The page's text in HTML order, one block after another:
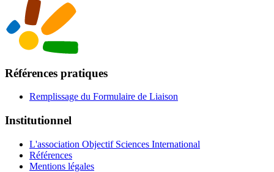
Références pratiques
Remplissage du Formulaire de Liaison
Institutionnel
L'association Objectif Sciences International
Références
Mentions légales